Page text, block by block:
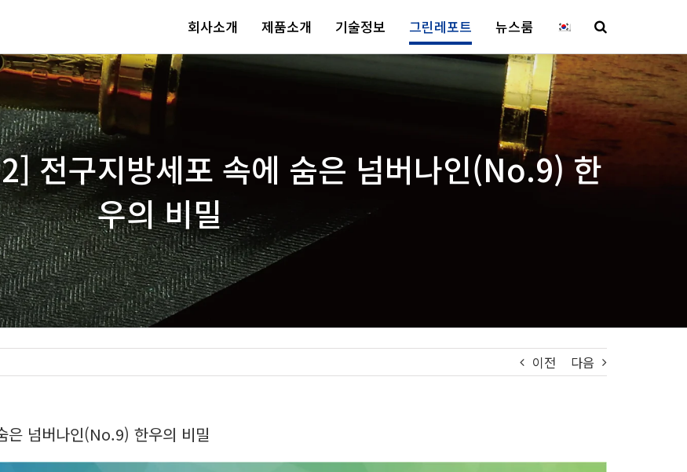
회사소개 제품소개 기술정보 그린레포트 뉴스룸
전구지방세포 속에 숨은 넘버나인(No.9) 한
우의 비밀
이전 다음
넘버나인(No.9) 한우의 비밀